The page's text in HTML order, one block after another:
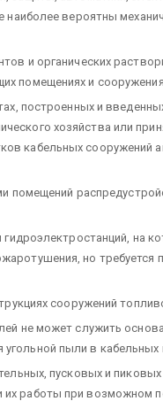
наиболее вероятны
и органических
помещениях и
построенных и
хозяйства или
кабельных сооружений
помещений
на
но
сооружений
не может служить
пыли в кабельных
пусковых и
их работы при возможном